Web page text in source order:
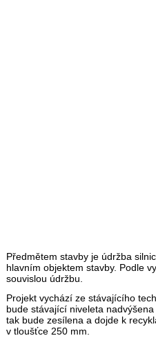
Předmětem stavby je údržba
hlavním objektem stavby. Podle
souvislou údržbu.
Projekt vychází ze stávajícího
bude stávající niveleta
tak bude zesílena a dojde k
v tloušťce 250 mm.